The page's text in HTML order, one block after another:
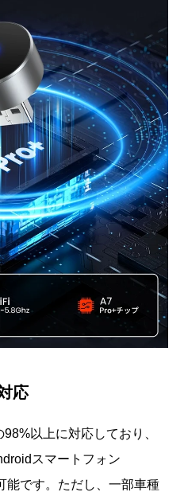
応
以上に対応しており、
スマートフォン
能です。ただし、一部車種